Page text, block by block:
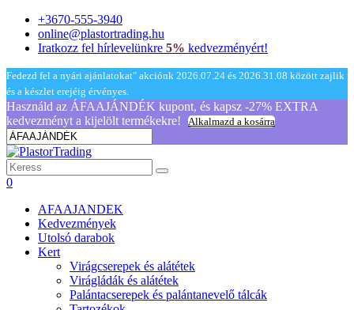
+3670-555-3940
online@plastortrading.hu
Iratkozz fel hírlevelünkre 5% kedvezményért!
Fedezd fel a nyári ajánlatokat" akciónk 2026.07.24 és 2026.31.08 között zajlik
és a készlet erejéig érvényes.
Használd az ÁFAAJÁNDÉK kupont, és kapsz -27% EXTRA
kedvezményt a kijelölt termékekre!
Alkalmazd a kosárra
0
AFAAJANDEK
Kedvezmények
Utolsó darabok
Kert
Virágcserepek és alátétek
Virágládák és alátétek
Palántacserepek és palántanevelő tálcák